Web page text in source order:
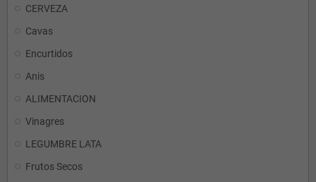
CERVEZA
Cavas
Encurtidos
Anis
ALIMENTACION
Vinagres
LEGUMBRE LATA
Frutos Secos